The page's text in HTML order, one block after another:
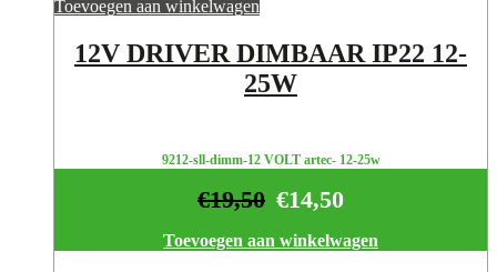
Toevoegen aan winkelwagen
12V DRIVER DIMBAAR IP22 12-
25W
9212-sll-dimm-12 VOLT artec- 12-25w
€14,50
€19,50
Toevoegen aan winkelwagen